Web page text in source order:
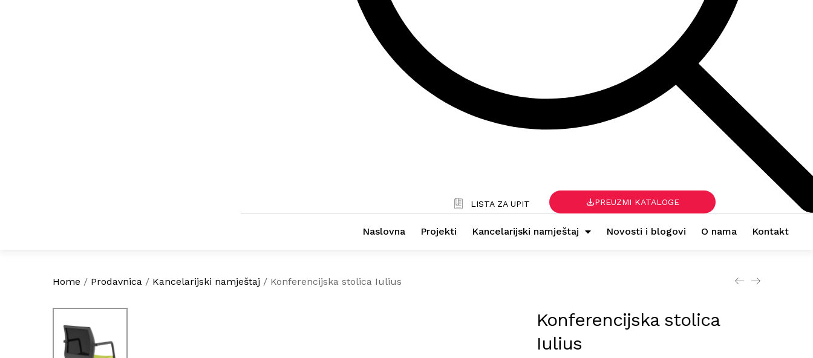
LISTA ZA UPIT PREUZMI KATALOGE
Naslovna Projekti Kancelarijski namještaj Novosti i blogovi O nama Kontakt
Home / Prodavnica / Kancelarijski namještaj / Konferencijska stolica Iulius
Konferencijska stolica
Iulius